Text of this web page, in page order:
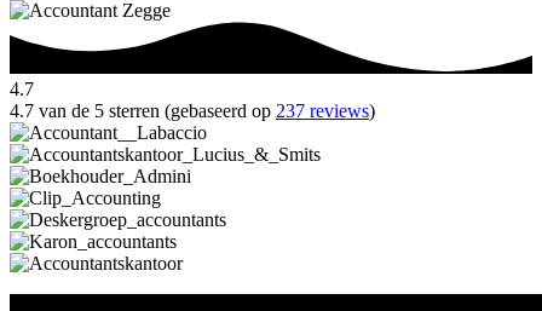
4.7
4.7 van de 5 sterren (gebaseerd op 237 reviews)